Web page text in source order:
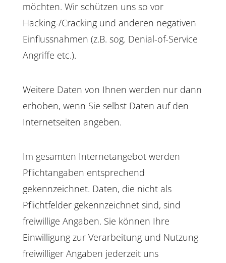
möchten. Wir schützen uns so vor
Hacking-/Cracking und anderen negativen
Einflussnahmen (z.B. sog. Denial-of-Service
Angriffe etc.).
Weitere Daten von Ihnen werden nur dann
erhoben, wenn Sie selbst Daten auf den
Internetseiten angeben.
Im gesamten Internetangebot werden
Pflichtangaben entsprechend
gekennzeichnet. Daten, die nicht als
Pflichtfelder gekennzeichnet sind, sind
freiwillige Angaben. Sie können Ihre
Einwilligung zur Verarbeitung und Nutzung
freiwilliger Angaben jederzeit uns